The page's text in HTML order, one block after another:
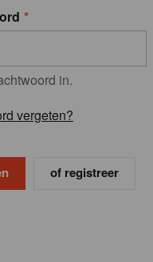
in.
vergeten?
of registreer